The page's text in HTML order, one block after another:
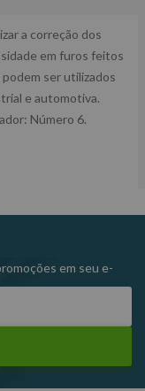
a correção dos
em furos feitos
ser utilizados
e automotiva.
Número 6.
em seu e-